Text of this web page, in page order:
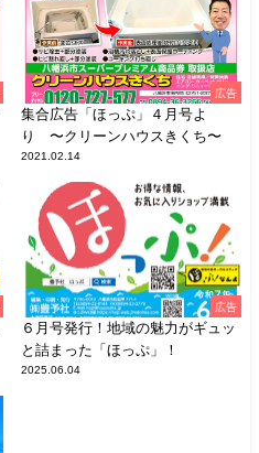
広告
集合広告「ほっぷ」４月号よ
り 〜クリーンハウスきくち〜
2021.02.14
広告
６月号発行！地域の魅力がギュッ
と詰まった「ほっぷ」！
2025.06.04